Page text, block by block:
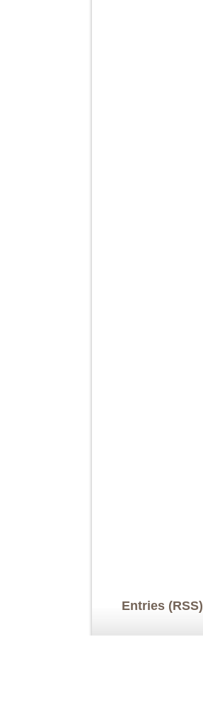
Entries (RSS)